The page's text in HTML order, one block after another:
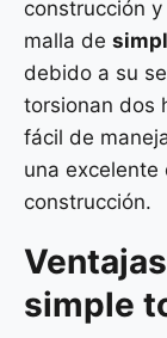
construcción
malla de
debido a su
torsionan dos
fácil de
una excelente
construcción.
simple